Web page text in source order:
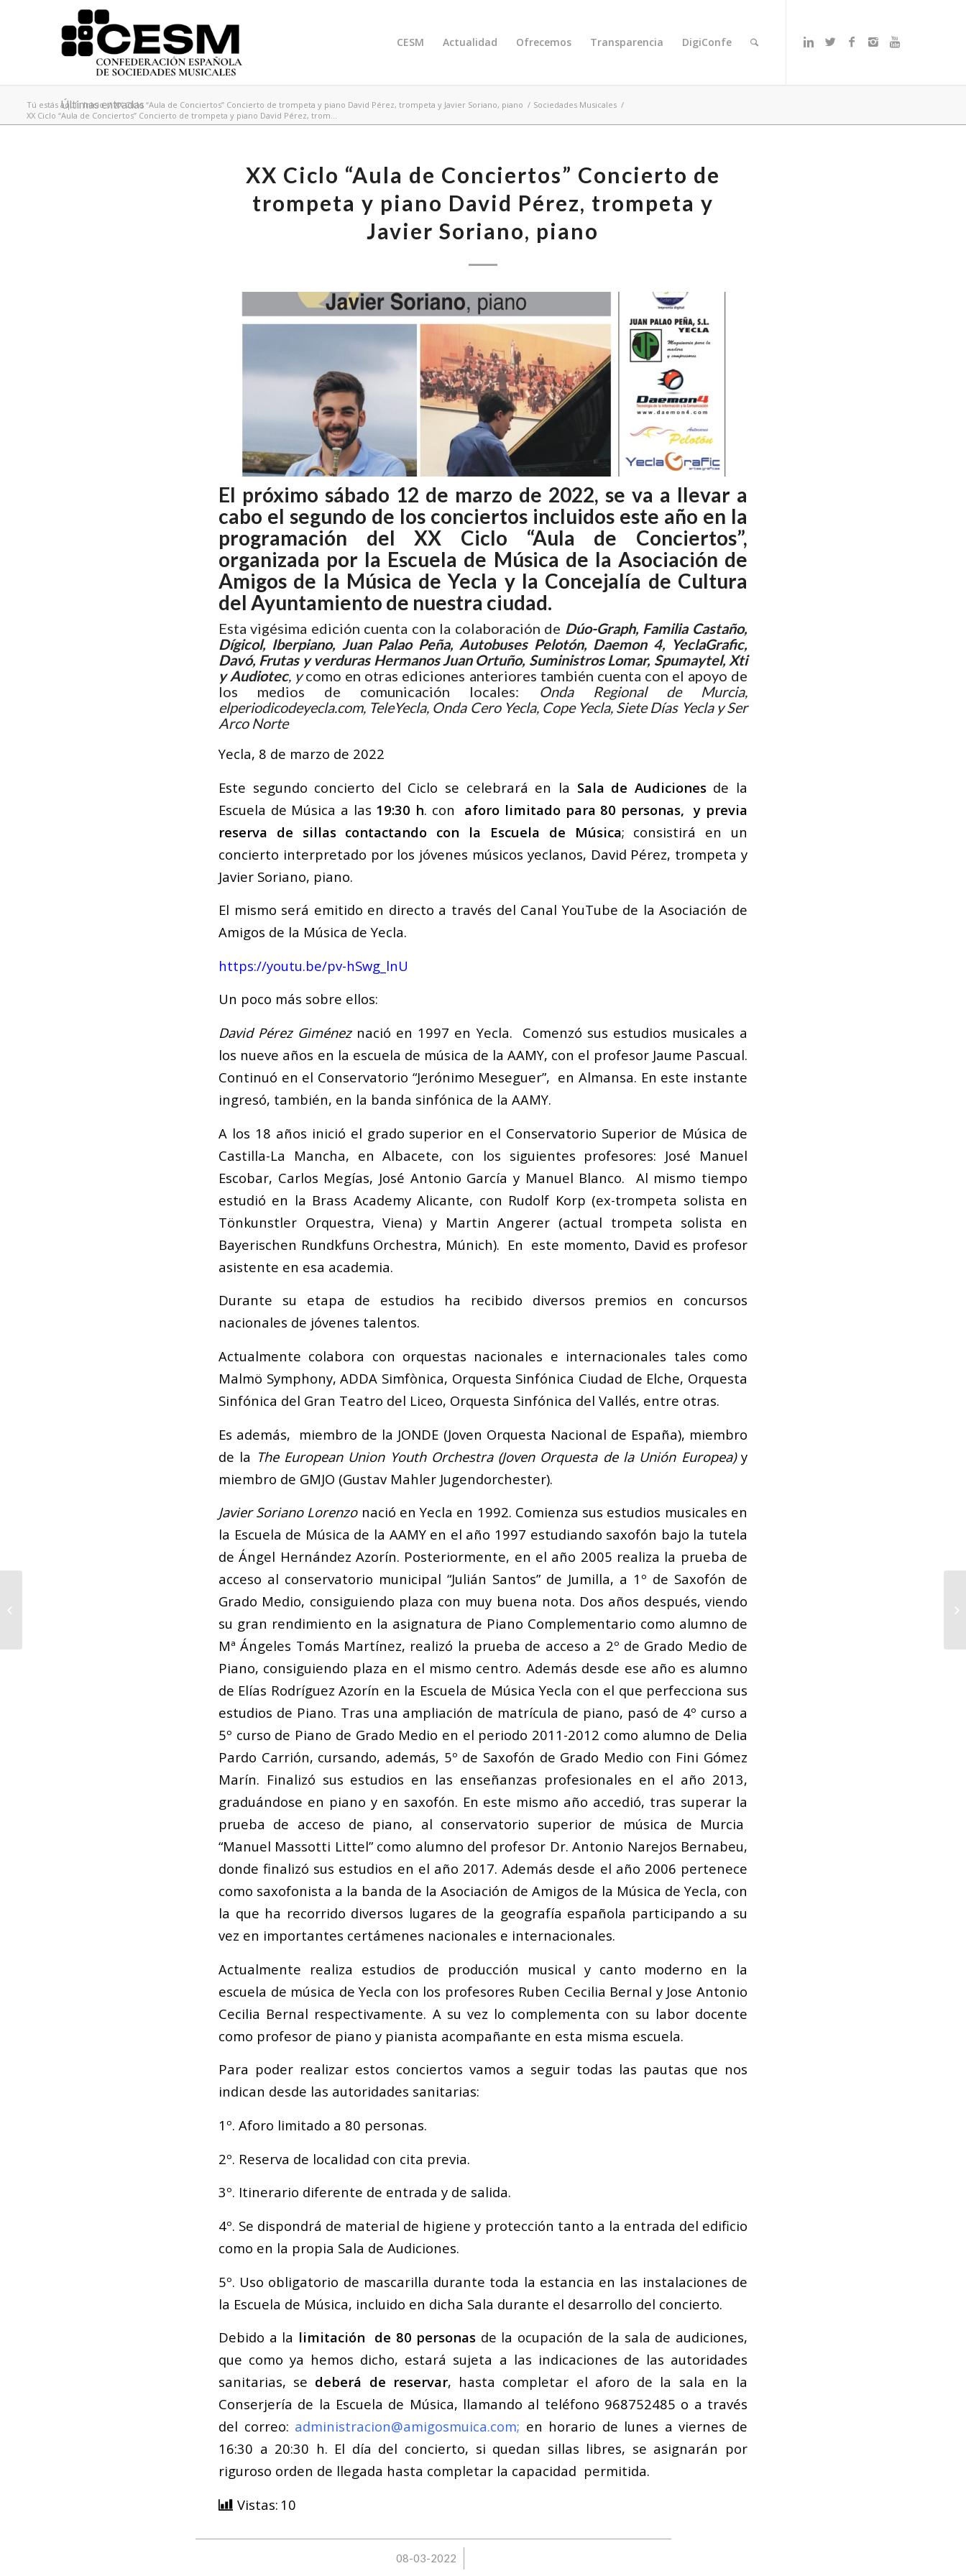
CESM Actualidad Ofrecemos Transparencia DigiConfe
Últimas entradas
Tú estás aquí: Inicio / XX Ciclo “Aula de Conciertos” Concierto de trompeta y piano David Pérez, trompeta y Javier Soriano, piano / Sociedades Musicales /
XX Ciclo “Aula de Conciertos” Concierto de trompeta y piano David Pérez, trom...
XX Ciclo “Aula de Conciertos” Concierto de
trompeta y piano David Pérez, trompeta y
Javier Soriano, piano
El próximo sábado 12 de marzo de 2022, se va a llevar a
cabo el segundo de los conciertos incluidos este año en la
programación del XX Ciclo “Aula de Conciertos”,
organizada por la Escuela de Música de la Asociación de
Amigos de la Música de Yecla y la Concejalía de Cultura
del Ayuntamiento de nuestra ciudad.
Esta vigésima edición cuenta con la colaboración de Dúo-Graph, Familia Castaño,
Dígicol, Iberpiano, Juan Palao Peña, Autobuses Pelotón, Daemon 4, YeclaGrafic,
Davó, Frutas y verduras Hermanos Juan Ortuño, Suministros Lomar, Spumaytel, Xti
y Audiotec, ycomo en otras ediciones anteriores también cuenta con el apoyo de
los medios de comunicación locales: Onda Regional de Murcia,
elperiodicodeyecla.com, TeleYecla, Onda Cero Yecla, Cope Yecla, Siete Días Yecla y Ser
Arco Norte
Yecla, 8 de marzo de 2022
Este segundo concierto del Ciclo se celebrará en la Sala de Audicionesde la
Escuela de Música a las 19:30 h. con aforo limitado para 80 personas, y previa
reserva de sillas contactando con la Escuela de Música; consistirá en un
concierto interpretado por los jóvenes músicos yeclanos, David Pérez, trompeta y
Javier Soriano, piano.
El mismo será emitido en directo a través del Canal YouTube de la Asociación de
Amigos de la Música de Yecla.
https://youtu.be/pv-hSwg_lnU
Un poco más sobre ellos:
David Pérez Giméneznació en 1997 en Yecla. Comenzó sus estudios musicales a
los nueve años en la escuela de música de la AAMY, con el profesor Jaume Pascual.
Continuó en el Conservatorio “Jerónimo Meseguer”, en Almansa. En este instante
ingresó, también, en la banda sinfónica de la AAMY.
A los 18 años inició el grado superior en el Conservatorio Superior de Música de
Castilla-La Mancha, en Albacete, con los siguientes profesores: José Manuel
Escobar, Carlos Megías, José Antonio García y Manuel Blanco. Al mismo tiempo
estudió en la Brass Academy Alicante, con Rudolf Korp (ex-trompeta solista en
Tönkunstler Orquestra, Viena) y Martin Angerer (actual trompeta solista en
Bayerischen Rundkfuns Orchestra, Múnich). En este momento, David es profesor
asistente en esa academia.
Durante su etapa de estudios ha recibido diversos premios en concursos
nacionales de jóvenes talentos.
Actualmente colabora con orquestas nacionales e internacionales tales como
Malmö Symphony, ADDA Simfònica, Orquesta Sinfónica Ciudad de Elche, Orquesta
Sinfónica del Gran Teatro del Liceo, Orquesta Sinfónica del Vallés, entre otras.
Es además, miembro de la JONDE (Joven Orquesta Nacional de España), miembro
de la The European Union Youth Orchestra (Joven Orquesta de la Unión Europea)y
miembro de GMJO (Gustav Mahler Jugendorchester).
Javier Soriano Lorenzonació en Yecla en 1992. Comienza sus estudios musicales en
la Escuela de Música de la AAMY en el año 1997 estudiando saxofón bajo la tutela
de Ángel Hernández Azorín. Posteriormente, en el año 2005 realiza la prueba de
acceso al conservatorio municipal “Julián Santos” de Jumilla, a 1º de Saxofón de
Grado Medio, consiguiendo plaza con muy buena nota. Dos años después, viendo
su gran rendimiento en la asignatura de Piano Complementario como alumno de
Mª Ángeles Tomás Martínez, realizó la prueba de acceso a 2º de Grado Medio de
Piano, consiguiendo plaza en el mismo centro. Además desde ese año es alumno
de Elías Rodríguez Azorín en la Escuela de Música Yecla con el que perfecciona sus
estudios de Piano. Tras una ampliación de matrícula de piano, pasó de 4º curso a
5º curso de Piano de Grado Medio en el periodo 2011-2012 como alumno de Delia
Pardo Carrión, cursando, además, 5º de Saxofón de Grado Medio con Fini Gómez
Marín. Finalizó sus estudios en las enseñanzas profesionales en el año 2013,
graduándose en piano y en saxofón. En este mismo año accedió, tras superar la
prueba de acceso de piano, al conservatorio superior de música de Murcia
“Manuel Massotti Littel” como alumno del profesor Dr. Antonio Narejos Bernabeu,
donde finalizó sus estudios en el año 2017. Además desde el año 2006 pertenece
como saxofonista a la banda de la Asociación de Amigos de la Música de Yecla, con
la que ha recorrido diversos lugares de la geografía española participando a su
vez en importantes certámenes nacionales e internacionales.
Actualmente realiza estudios de producción musical y canto moderno en la
escuela de música de Yecla con los profesores Ruben Cecilia Bernal y Jose Antonio
Cecilia Bernal respectivamente. A su vez lo complementa con su labor docente
como profesor de piano y pianista acompañante en esta misma escuela.
Para poder realizar estos conciertos vamos a seguir todas las pautas que nos
indican desde las autoridades sanitarias:
1º. Aforo limitado a 80 personas.
2º. Reserva de localidad con cita previa.
3º. Itinerario diferente de entrada y de salida.
4º. Se dispondrá de material de higiene y protección tanto a la entrada del edificio
como en la propia Sala de Audiciones.
5º. Uso obligatorio de mascarilla durante toda la estancia en las instalaciones de
la Escuela de Música, incluido en dicha Sala durante el desarrollo del concierto.
Debido a la limitación de 80 personas de la ocupación de la sala de audiciones,
que como ya hemos dicho, estará sujeta a las indicaciones de las autoridades
sanitarias, se deberá de reservar, hasta completar el aforo de la sala en la
Conserjería de la Escuela de Música, llamando al teléfono 968752485 o a través
del correo: administracion@amigosmuica.com; en horario de lunes a viernes de
16:30 a 20:30 h. El día del concierto, si quedan sillas libres, se asignarán por
riguroso orden de llegada hasta completar la capacidad permitida.
Vistas: 10
08-03-2022
/